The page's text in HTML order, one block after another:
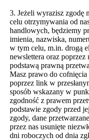
3. Jeżeli wyrazisz zgodę
celu otrzymywania od
handlowych, będziemy
imienia, nazwiska,
w tym celu, m.in. drogą
newslettera oraz
podstawą prawną
Masz prawo do
poprzez link w
sposób wskazany w
zgodność z prawem
podstawie zgody przed
zgody, dane
przez nas usunięte
dni roboczych od dnia